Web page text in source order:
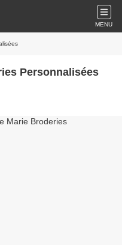
MENU
Marie Broderies Personnalisées